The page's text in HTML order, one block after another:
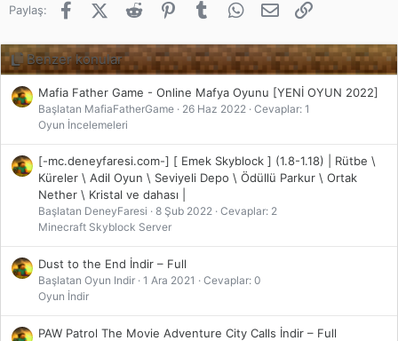
Paylaş: FacebookX (Twitter)
Reddit PinterestTumblr WhatsAppE-posta
Benzer konular
Mafia Father Game - Online Mafya Oyunu [YENİ OYUN 2022]
Başlatan MafiaFatherGame 26 Haz 2022
Cevaplar: 1
Oyun İncelemeleri
[-mc.deneyfaresi.com-] [ Emek Skyblock ] (1.8-1.18) | Rütbe \
Küreler \ Adil Oyun \ Seviyeli Depo \ Ödüllü Parkur \ Ortak
Nether \ Kristal ve dahası |
Başlatan DeneyFaresi 8 Şub 2022 Cevaplar: 2
Minecraft Skyblock Server
Dust to the End İndir – Full
Başlatan Oyun Indir 1 Ara 2021
Cevaplar: 0
Oyun İndir
PAW Patrol The Movie Adventure City Calls İndir – Full